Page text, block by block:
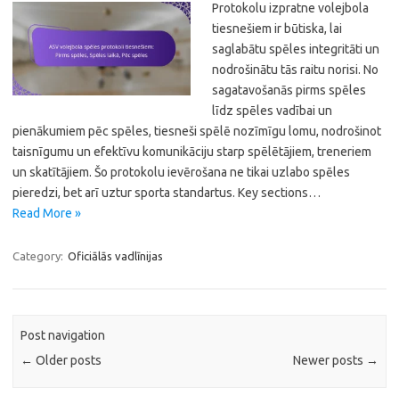
Protokolu izpratne volejbola
tiesnešiem ir būtiska, lai
saglabātu spēles integritāti un
nodrošinātu tās raitu norisi. No
sagatavošanās pirms spēles
līdz spēles vadībai un
pienākumiem pēc spēles, tiesneši spēlē nozīmīgu lomu, nodrošinot
taisnīgumu un efektīvu komunikāciju starp spēlētājiem, treneriem
un skatītājiem. Šo protokolu ievērošana ne tikai uzlabo spēles
pieredzi, bet arī uztur sporta standartus. Key sections…
Read More »
Category: Oficiālās vadlīnijas
Post navigation
← Older posts Newer posts →